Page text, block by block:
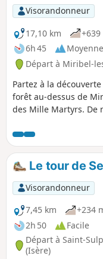
Visorandonneur
17,10 km
+639
6h 45
Moyenne
Départ à Miribel-
Partez à la
forêt au-dessus de
des Mille Martyrs. De
itinéraire. En d'autres
panorama sur la
Échelles et Saint-
plus possible les
au cœur de la forêt
carte IGN.
Le tour de
Visorandonneur
7,45 km
+234
2h 50
Facile
Départ à Saint-
(Isère)